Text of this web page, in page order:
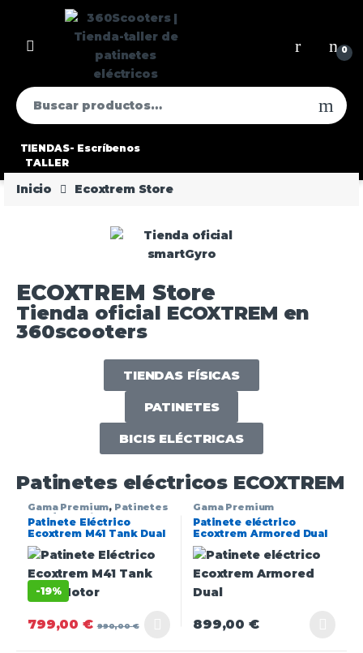
0
TIENDAS-
TALLER
Escríbenos
Inicio Ecoxtrem Store
ECOXTREM Store
Tienda oficial ECOXTREM en
360scooters
TIENDAS FÍSICAS
PATINETES
BICIS ELÉCTRICAS
Patinetes eléctricos ECOXTREM
Gama Premium, Patinetes
con dos motores
Patinetes delivery
Patinete Eléctrico
Ecoxtrem M41 Tank Dual
Motor (frenos
hidráulicos)
-19%
799,00€ 990,00€
Gama Premium
Patinete eléctrico
Ecoxtrem Armored Dual
899,00€